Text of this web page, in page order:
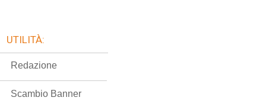
UTILITÀ:
Redazione
Scambio Banner